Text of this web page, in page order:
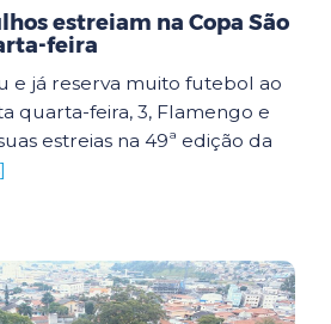
estreiam na Copa São
feira
e já reserva muito futebol ao
quarta-feira, 3, Flamengo e
estreias na 49ª edição da